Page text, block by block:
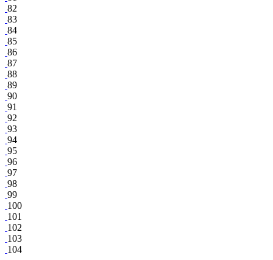
82
83
84
85
86
87
88
89
90
91
92
93
94
95
96
97
98
99
100
101
102
103
104